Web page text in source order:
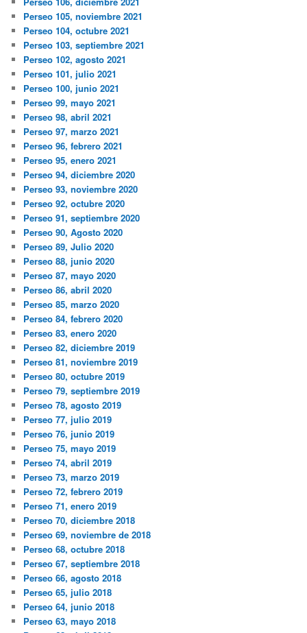
Perseo 105, noviembre 2021
Perseo 104, octubre 2021
Perseo 103, septiembre 2021
Perseo 102, agosto 2021
Perseo 101, julio 2021
Perseo 100, junio 2021
Perseo 99, mayo 2021
Perseo 98, abril 2021
Perseo 97, marzo 2021
Perseo 96, febrero 2021
Perseo 95, enero 2021
Perseo 94, diciembre 2020
Perseo 93, noviembre 2020
Perseo 92, octubre 2020
Perseo 91, septiembre 2020
Perseo 90, Agosto 2020
Perseo 89, Julio 2020
Perseo 88, junio 2020
Perseo 87, mayo 2020
Perseo 86, abril 2020
Perseo 85, marzo 2020
Perseo 84, febrero 2020
Perseo 83, enero 2020
Perseo 82, diciembre 2019
Perseo 81, noviembre 2019
Perseo 80, octubre 2019
Perseo 79, septiembre 2019
Perseo 78, agosto 2019
Perseo 77, julio 2019
Perseo 76, junio 2019
Perseo 75, mayo 2019
Perseo 74, abril 2019
Perseo 73, marzo 2019
Perseo 72, febrero 2019
Perseo 71, enero 2019
Perseo 70, diciembre 2018
Perseo 69, noviembre de 2018
Perseo 68, octubre 2018
Perseo 67, septiembre 2018
Perseo 66, agosto 2018
Perseo 65, julio 2018
Perseo 64, junio 2018
Perseo 63, mayo 2018